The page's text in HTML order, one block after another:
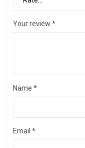
Your review *
Name *
Email *